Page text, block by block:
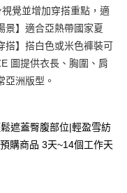
即使用無須另外申請。
自動跳轉到大哥付的交易
覺並增加穿搭重點，適
景】適合亞熱帶國家夏
搭】搭白色或米色褲裝可
圖提供衣長、胸圍、肩
亞洲版型。
遮蓋臀腹部位|輕盈雪紡
購商品 3天~14個工作天